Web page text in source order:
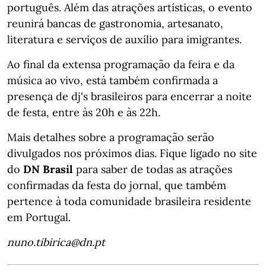
português. Além das atrações artísticas, o evento
reunirá bancas de gastronomia, artesanato,
literatura e serviços de auxílio para imigrantes.
Ao final da extensa programação da feira e da
música ao vivo, está também confirmada a
presença de dj's brasileiros para encerrar a noite
de festa, entre às 20h e às 22h.
Mais detalhes sobre a programação serão
divulgados nos próximos dias. Fique ligado no site
do DN Brasil para saber de todas as atrações
confirmadas da festa do jornal, que também
pertence à toda comunidade brasileira residente
em Portugal.
nuno.tibirica@dn.pt